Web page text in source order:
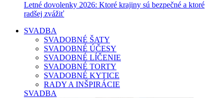
Letné dovolenky 2026: Ktoré krajiny sú bezpečné a ktoré
radšej zvážiť
SVADBA
SVADOBNÉ ŠATY
SVADOBNÉ ÚČESY
SVADOBNÉ LÍČENIE
SVADOBNÉ TORTY
SVADOBNÉ KYTICE
RADY A INŠPIRÁCIE
SVADBA